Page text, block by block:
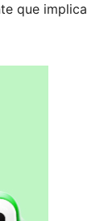
que implica